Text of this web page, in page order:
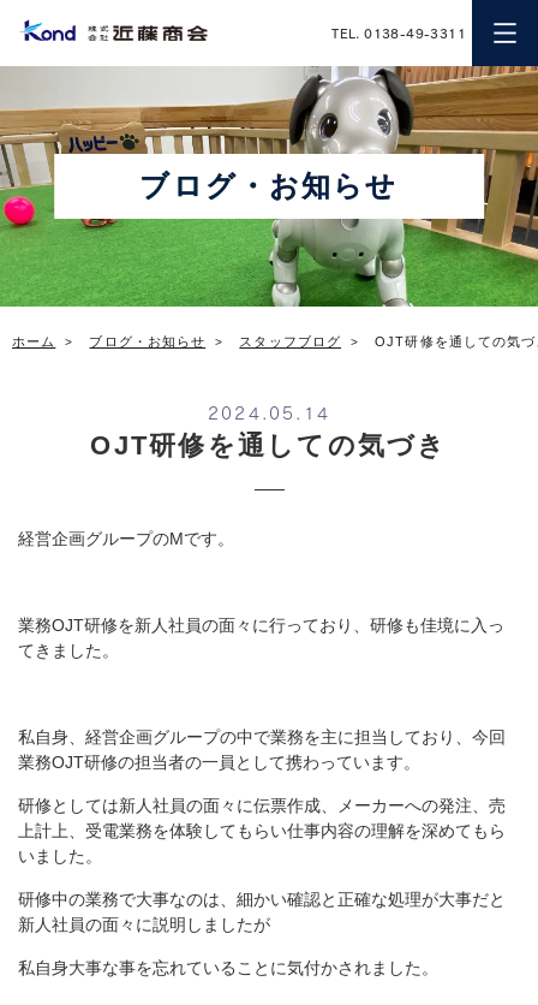
近藤商会
TEL. 0138-49-3311
ブログ・お知らせ
ホーム ブログ・お知らせ スタッフブログ OJT研修を通しての気づ
2024.05.14
OJT研修を通しての気づき
経営企画グループのMです。
業務OJT研修を新人社員の面々に行っており、研修も佳境に入っ
てきました。
私自身、経営企画グループの中で業務を主に担当しており、今回
業務OJT研修の担当者の一員として携わっています。
研修としては新人社員の面々に伝票作成、メーカーへの発注、売
上計上、受電業務を体験してもらい仕事内容の理解を深めてもら
いました。
研修中の業務で大事なのは、細かい確認と正確な処理が大事だと
新人社員の面々に説明しましたが
私自身大事な事を忘れていることに気付かされました。